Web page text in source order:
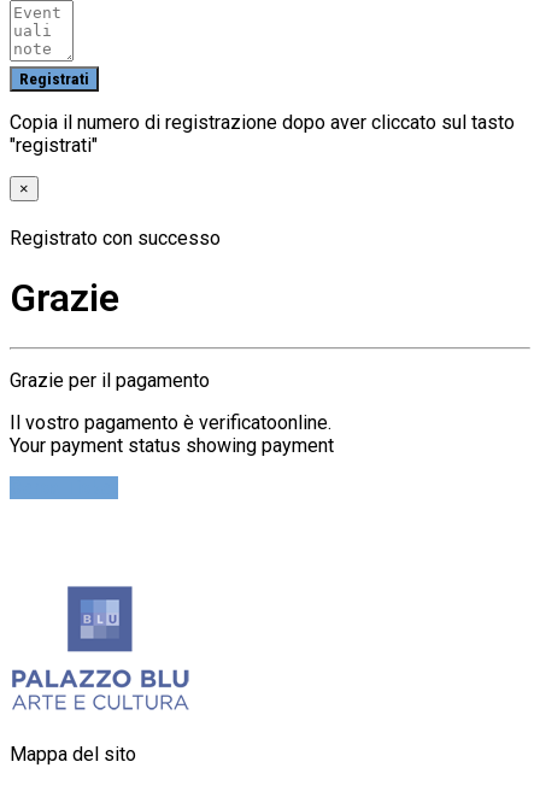
Copia il numero di registrazione dopo aver cliccato sul tasto
"registrati"
×
Registrato con successo
Grazie
Grazie per il pagamento
Il vostro pagamento è verificatoonline.
Your payment status showing payment
Mappa del sito